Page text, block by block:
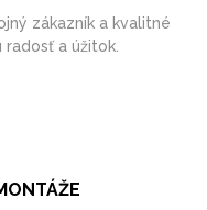
zákazník a kvalitné
a úžitok.